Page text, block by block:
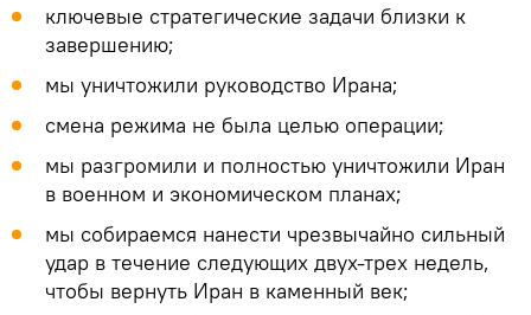
ключевые стратегические задачи близки к
завершению;
мы уничтожили руководство Ирана;
смена режима не была целью операции;
мы разгромили и полностью уничтожили Иран
в военном и экономическом планах;
мы собираемся нанести чрезвычайно сильный
удар в течение следующих двух-трех недель,
чтобы вернуть Иран в каменный век;